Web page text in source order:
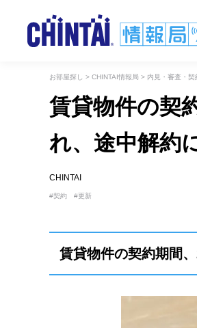
お部屋探し > CHINTAI情報局 > 内見・審査・契
賃貸物件の契
れ、途中解約
CHINTAI
契約 更新
賃貸物件の契約期間